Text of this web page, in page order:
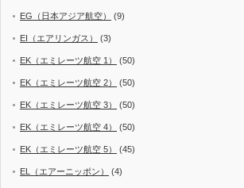
EG（日本アジア航空） (9)
EI（エアリンガス） (3)
EK（エミレーツ航空 1） (50)
EK（エミレーツ航空 2） (50)
EK（エミレーツ航空 3） (50)
EK（エミレーツ航空 4） (50)
EK（エミレーツ航空 5） (45)
EL（エアーニッポン） (4)